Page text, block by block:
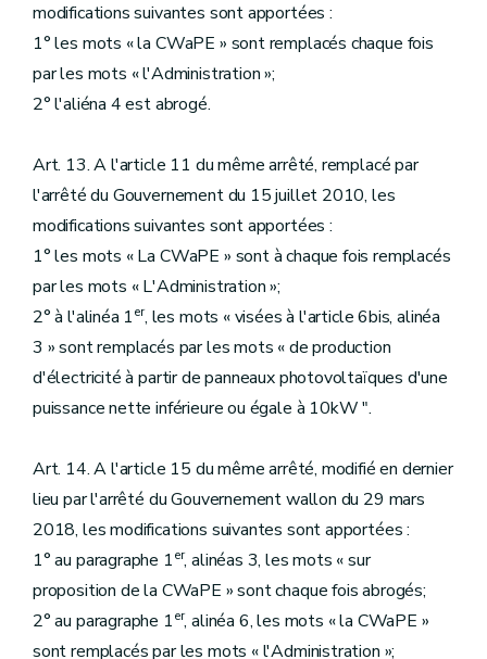
modifications suivantes sont apportées :
1° les mots « la CWaPE » sont remplacés chaque fois
par les mots « l'Administration »;
2° l'aliéna 4 est abrogé.
Art. 13. A l'article 11 du même arrêté, remplacé par
l'arrêté du Gouvernement du 15 juillet 2010, les
modifications suivantes sont apportées :
1° les mots « La CWaPE » sont à chaque fois remplacés
par les mots « L'Administration »;
2° à l'alinéa 1er, les mots « visées à l'article 6bis, alinéa
3 » sont remplacés par les mots « de production
d'électricité à partir de panneaux photovoltaïques d'une
puissance nette inférieure ou égale à 10kW ".
Art. 14. A l'article 15 du même arrêté, modifié en dernier
lieu par l'arrêté du Gouvernement wallon du 29 mars
2018, les modifications suivantes sont apportées :
1° au paragraphe 1er, alinéas 3, les mots « sur
proposition de la CWaPE » sont chaque fois abrogés;
2° au paragraphe 1er, alinéa 6, les mots « la CWaPE »
sont remplacés par les mots « l'Administration »;